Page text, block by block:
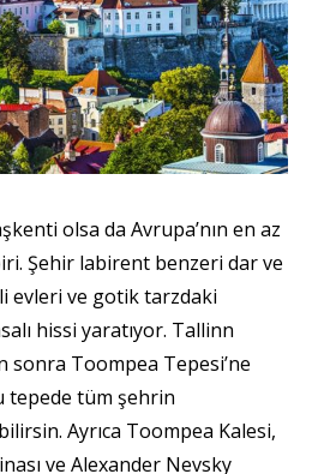
olsa da Avrupa’nın en az
Şehir labirent benzeri dar ve
evleri ve gotik tarzdaki
hissi yaratıyor. Tallinn
sonra Toompea Tepesi’ne
tepede tüm şehrin
Ayrıca Toompea Kalesi,
ve Alexander Nevsky